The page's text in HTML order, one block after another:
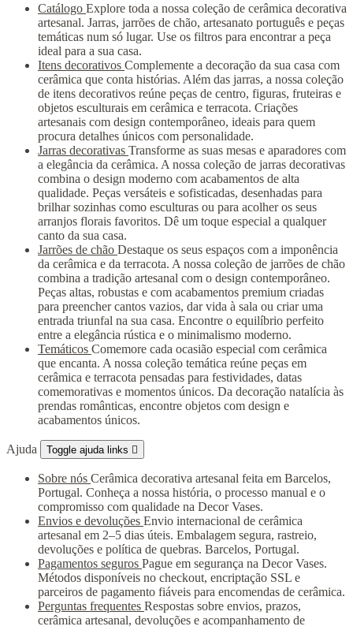
Catálogo Explore toda a nossa coleção de cerâmica decorativa
artesanal. Jarras, jarrões de chão, artesanato português e peças
temáticas num só lugar. Use os filtros para encontrar a peça
ideal para a sua casa.
Itens decorativos Complemente a decoração da sua casa com
cerâmica que conta histórias. Além das jarras, a nossa coleção
de itens decorativos reúne peças de centro, figuras, fruteiras e
objetos esculturais em cerâmica e terracota. Criações
artesanais com design contemporâneo, ideais para quem
procura detalhes únicos com personalidade.
Jarras decorativas Transforme as suas mesas e aparadores com
a elegância da cerâmica. A nossa coleção de jarras decorativas
combina o design moderno com acabamentos de alta
qualidade. Peças versáteis e sofisticadas, desenhadas para
brilhar sozinhas como esculturas ou para acolher os seus
arranjos florais favoritos. Dê um toque especial a qualquer
canto da sua casa.
Jarrões de chão Destaque os seus espaços com a imponência
da cerâmica e da terracota. A nossa coleção de jarrões de chão
combina a tradição artesanal com o design contemporâneo.
Peças altas, robustas e com acabamentos premium criadas
para preencher cantos vazios, dar vida à sala ou criar uma
entrada triunfal na sua casa. Encontre o equilíbrio perfeito
entre a elegância rústica e o minimalismo moderno.
Temáticos Comemore cada ocasião especial com cerâmica
que encanta. A nossa coleção temática reúne peças em
cerâmica e terracota pensadas para festividades, datas
comemorativas e momentos únicos. Da decoração natalícia às
prendas românticas, encontre objetos com design e
acabamentos únicos.
Ajuda Toggle ajuda links 
Sobre nós Cerâmica decorativa artesanal feita em Barcelos,
Portugal. Conheça a nossa história, o processo manual e o
compromisso com qualidade na Decor Vases.
Envios e devoluções Envio internacional de cerâmica
artesanal em 2–5 dias úteis. Embalagem segura, rastreio,
devoluções e política de quebras. Barcelos, Portugal.
Pagamentos seguros Pague em segurança na Decor Vases.
Métodos disponíveis no checkout, encriptação SSL e
parceiros de pagamento fiáveis para encomendas de cerâmica.
Perguntas frequentes Respostas sobre envios, prazos,
cerâmica artesanal, devoluções e acompanhamento de